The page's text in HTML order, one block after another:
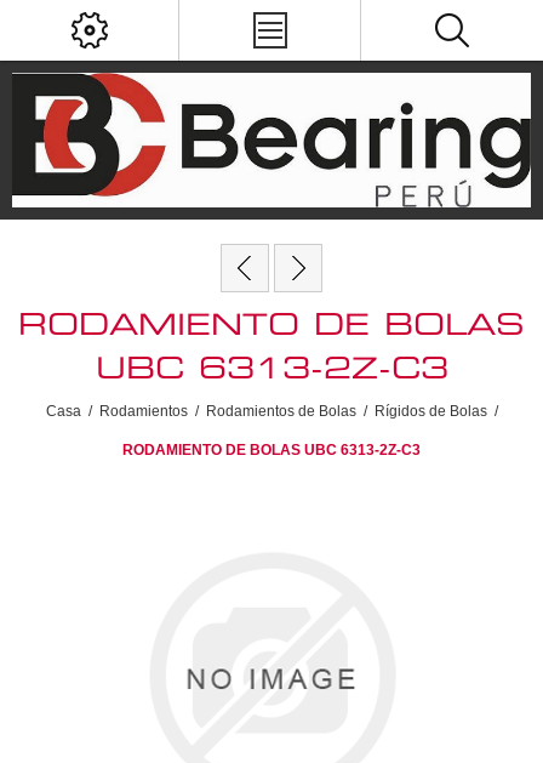
RODAMIENTO DE BOLAS
UBC 6313-2Z-C3
Casa / Rodamientos / Rodamientos de Bolas / Rígidos de Bolas /
RODAMIENTO DE BOLAS UBC 6313-2Z-C3